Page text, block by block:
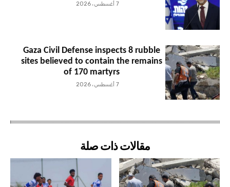
7 أغسطس، 2026
Gaza Civil Defense inspects 8 rubble
sites believed to contain the remains
of 170 martyrs
7 أغسطس، 2026
مقالات ذات صلة